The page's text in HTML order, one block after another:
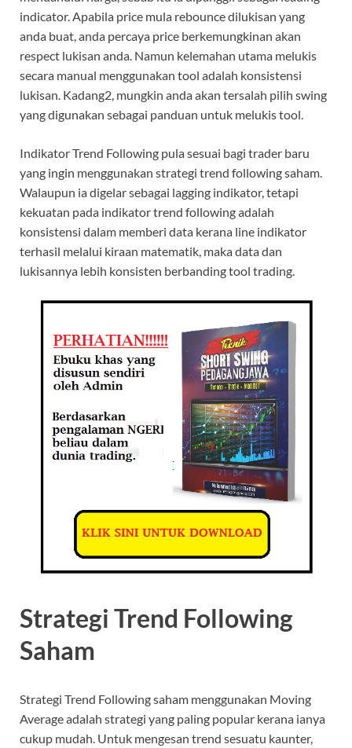
indicator. Apabila price mula rebounce dilukisan yang
anda buat, anda percaya price berkemungkinan akan
respect lukisan anda. Namun kelemahan utama melukis
secara manual menggunakan tool adalah konsistensi
lukisan. Kadang2, mungkin anda akan tersalah pilih swing
yang digunakan sebagai panduan untuk melukis tool.
Indikator Trend Following pula sesuai bagi trader baru
yang ingin menggunakan strategi trend following saham.
Walaupun ia digelar sebagai lagging indikator, tetapi
kekuatan pada indikator trend following adalah
konsistensi dalam memberi data kerana line indikator
terhasil melalui kiraan matematik, maka data dan
lukisannya lebih konsisten berbanding tool trading.
Strategi Trend Following
Saham
Strategi Trend Following saham menggunakan Moving
Average adalah strategi yang paling popular kerana ianya
cukup mudah. Untuk mengesan trend sesuatu kaunter,